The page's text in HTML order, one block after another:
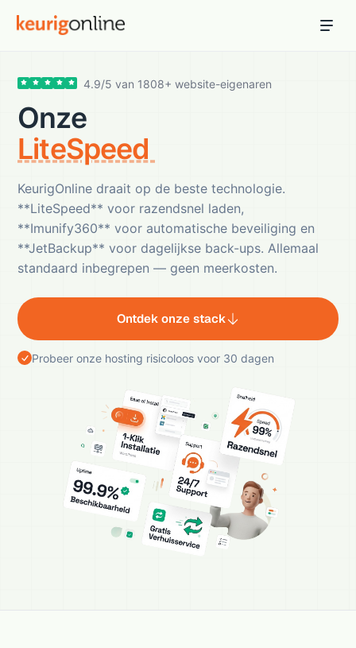
Hosting
Hosting & servers
Domeinnaam
Registreer je domein
Ondersteuning
Support & kennisbank
Ontdek
Blog & tools
4.9/5 van 1808+ website-eigenaren
Onze
LiteSpeed serve
KeurigOnline draait op de beste technologie.
**LiteSpeed** voor razendsnel laden,
**Imunify360** voor automatische beveiliging en
**JetBackup** voor dagelijkse back-ups. Allemaal
standaard inbegrepen — geen meerkosten.
Ontdek onze stack
Probeer onze hosting risicoloos voor 30 dagen